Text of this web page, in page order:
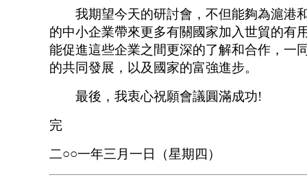
我期望今天的研討會，不但能夠為滬港
的中小企業帶來更多有關國家加入世貿的有
能促進這些企業之間更深的了解和合作，一
的共同發展，以及國家的富強進步。
最後，我衷心祝願會議圓滿成功!
完
二○○一年三月一日（星期四）